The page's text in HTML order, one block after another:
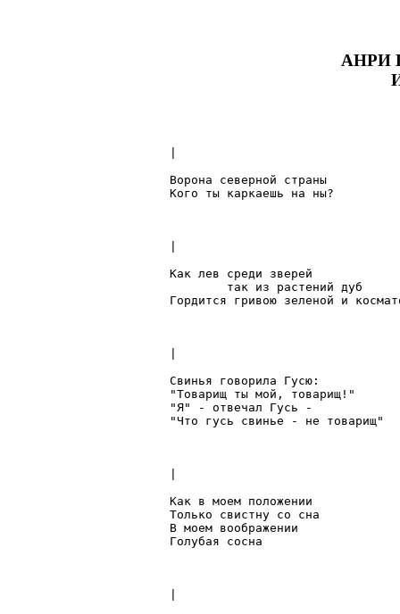
АНРИ
Ворона северной страны
Кого ты каркаешь на ны?
Как лев среди зверей
Гордится гривою зеленой и
Свинья говорила Гусю:
"Товарищ ты мой, товарищ!"
"Я" - отвечал Гусь -
"Что гусь свинье - не товарищ"
Как в моем положении
Только свистну со сна
В моем воображении
Голубая сосна